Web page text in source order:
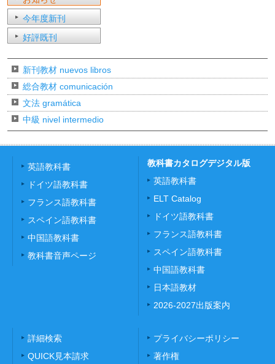
今年度新刊
好評既刊
新刊教材 nuevos libros
総合教材 comunicación
文法 gramática
中級 nivel intermedio
英語教科書
ドイツ語教科書
フランス語教科書
スペイン語教科書
中国語教科書
教科書音声ページ
教科書カタログデジタル版
英語教科書
ELT Catalog
ドイツ語教科書
フランス語教科書
スペイン語教科書
中国語教科書
日本語教材
2026-2027出版案内
詳細検索
QUICK見本請求
プライバシーポリシー
著作権